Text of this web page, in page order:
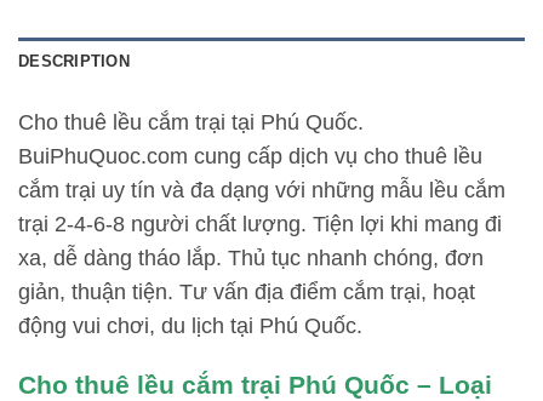
DESCRIPTION
Cho thuê lều cắm trại tại Phú Quốc.
BuiPhuQuoc.com cung cấp dịch vụ cho thuê lều
cắm trại uy tín và đa dạng với những mẫu lều cắm
trại 2-4-6-8 người chất lượng. Tiện lợi khi mang đi
xa, dễ dàng tháo lắp. Thủ tục nhanh chóng, đơn
giản, thuận tiện. Tư vấn địa điểm cắm trại, hoạt
động vui chơi, du lịch tại Phú Quốc.
Cho thuê lều cắm trại Phú Quốc – Loại